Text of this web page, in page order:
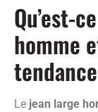
Qu’est-
homme
Le jean large